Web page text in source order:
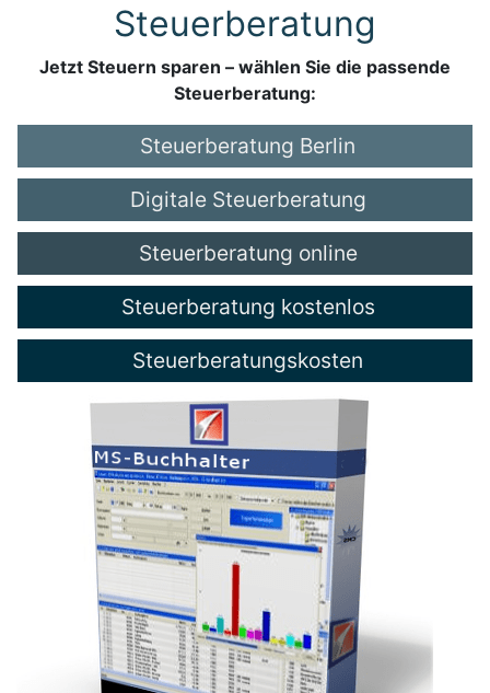
Steuerberatung
Jetzt Steuern sparen – wählen Sie die passende
Steuerberatung:
Steuerberatung Berlin
Digitale Steuerberatung
Steuerberatung online
Steuerberatung kostenlos
Steuerberatungskosten